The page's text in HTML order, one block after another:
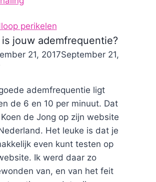
World
perikelen
is jouw ademfrequentie?
21, 2017September 21,
ademfrequentie ligt
de 6 en 10 per minuut. Dat
de Jong op zijn website
Het leuke is dat je
even kunt testen op
Ik werd daar zo
van, en van het feit